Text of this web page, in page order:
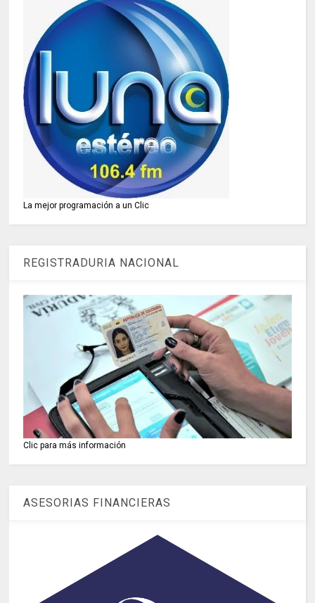
La mejor programación a un Clic
REGISTRADURIA NACIONAL
Clic para más información
ASESORIAS FINANCIERAS